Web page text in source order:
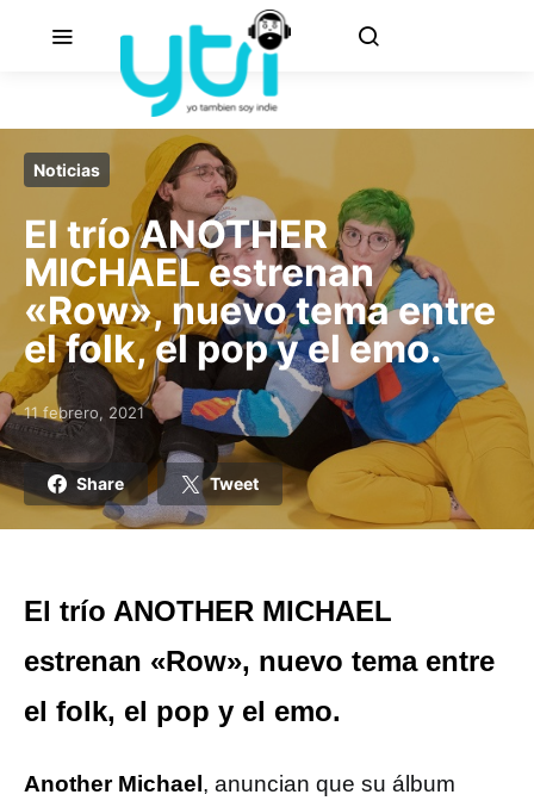
Noticias
El trío ANOTHER
MICHAEL estrenan
«Row», nuevo tema entre
el folk, el pop y el emo.
Posted on
11 febrero, 2021
Share Tweet
El trío ANOTHER MICHAEL
estrenan «Row», nuevo tema entre
el folk, el pop y el emo.
Another Michael , anuncian que su álbum